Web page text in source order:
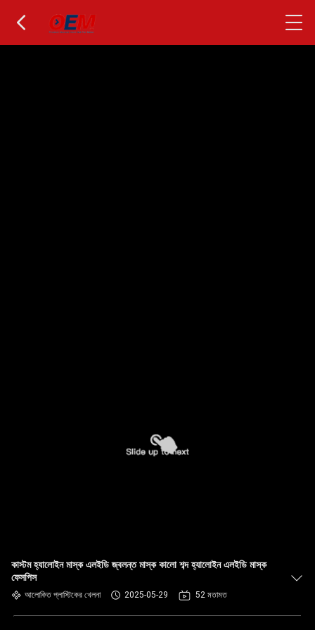
কাস্টম হ্যালোইন মাস্ক এলইডি জ্বলন্ত মাস্ক কালো শব্দ হ্যালোইন এলইডি মাস্ক
ফেসপিস
আলোকিত প্লাস্টিকের খেলনা 2025-05-29 52 মতামত